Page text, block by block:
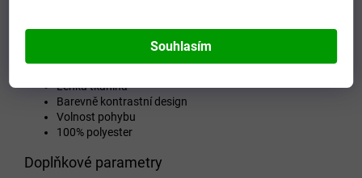
Souhlasím
Lehká tkanina
Barevně kontrastní design
Volnost pohybu
100% polyester
Doplňkové parametry